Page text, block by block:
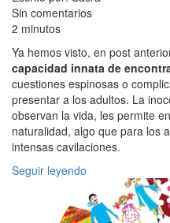
Sin comentarios
2 minutos
Ya hemos visto, en post
capacidad innata de
cuestiones espinosas o
presentar a los adultos. La
observan la vida, les permite
naturalidad, algo que para los
intensas cavilaciones.
Seguir leyendo